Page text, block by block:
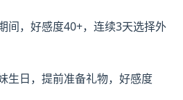
间，好感度40+，连续3天选择外
生日，提前准备礼物，好感度